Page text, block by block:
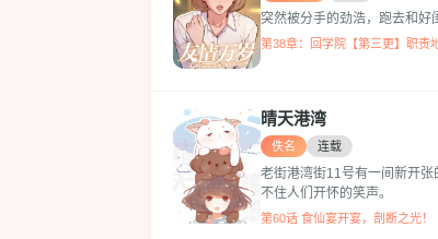
突然被分手的劲浩，跑去和好
第38章：回学院【第三更】职责
晴天港湾
佚名 连载
老街港湾街11号有一间新开
不住人们开怀的笑声。
第60话 食仙宴开宴，剖断之光！